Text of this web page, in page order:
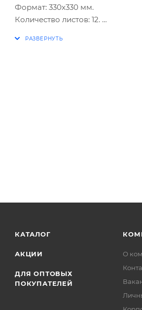
Формат: 330x330 мм.
Количество листов: 12.
КАТАЛОГ
АКЦИИ
ДЛЯ ОПТОВЫХ
ПОКУПАТЕЛЕЙ
О